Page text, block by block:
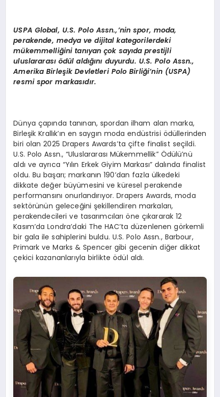
USPA Global, U.S. Polo Assn.,’nin spor, moda,
perakende, medya ve dijital kategorilerdeki
mükemmelliğini tanıyan çok sayıda prestijli
uluslararası ödül aldığını duyurdu. U.S. Polo Assn.,
Amerika Birleşik Devletleri Polo Birliği’nin (USPA)
resmi spor markasıdır.
Dünya çapında tanınan, spordan ilham alan marka,
Birleşik Krallık’ın en saygın moda endüstrisi ödüllerinden
biri olan 2025 Drapers Awards’ta çifte finalist seçildi.
U.S. Polo Assn., “Uluslararası Mükemmellik” Ödülü’nü
aldı ve ayrıca “Yılın Erkek Giyim Markası” dalında finalist
oldu. Bu başarı; markanın 190’dan fazla ülkedeki
dikkate değer büyümesini ve küresel perakende
performansını onurlandırıyor. Drapers Awards, moda
sektörünün geleceğini şekillendiren markaları,
perakendecileri ve tasarımcıları öne çıkararak 12
Kasım’da Londra’daki The HAC’ta düzenlenen görkemli
bir gala ile sahiplerini buldu. U.S. Polo Assn., Barbour,
Primark ve Marks & Spencer gibi gecenin diğer dikkat
çekici kazananlarıyla birlikte ödül aldı.